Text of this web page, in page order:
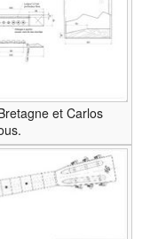
et Carlos